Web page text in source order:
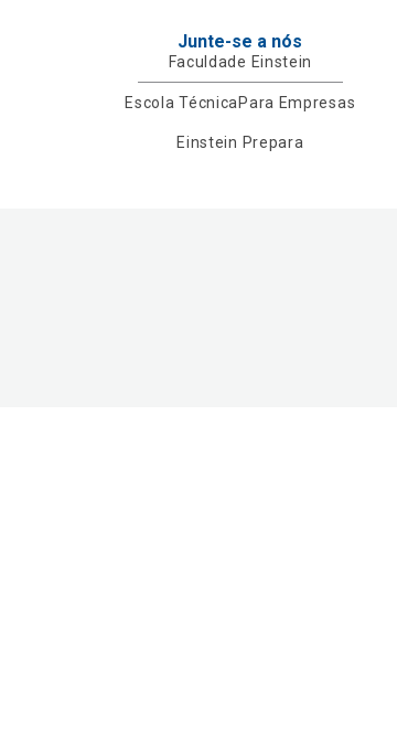
Junte-se a nós
Faculdade Einstein
Escola TécnicaPara Empresas
Einstein Prepara